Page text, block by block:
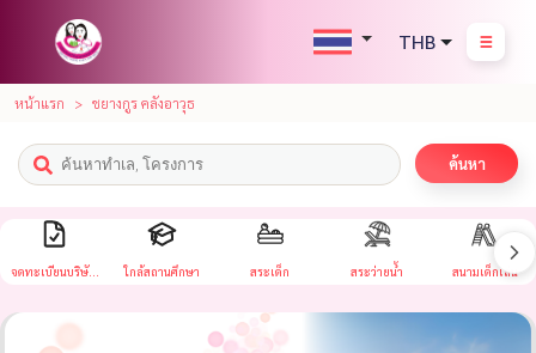
THB
หน้าแรก ชยางกูร คลังอาวุธ
ค้นหา
จดทะเบียนบริษัท ใกล้สถานศึกษา สระเด็ก สระว่ายน้ำ สนามเด็กเล่น